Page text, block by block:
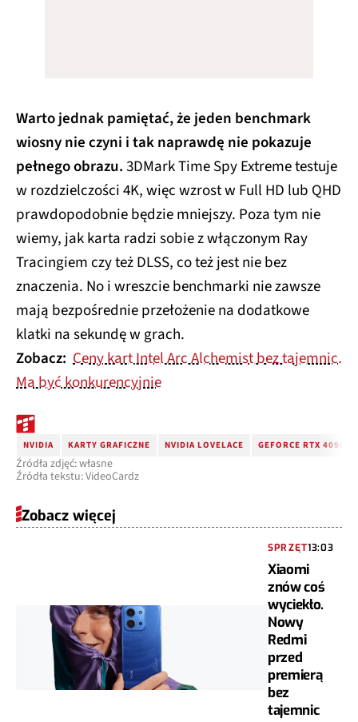
Warto jednak pamiętać, że jeden benchmark
wiosny nie czyni i tak naprawdę nie pokazuje
pełnego obrazu.3DMark Time Spy Extreme testuje
w rozdzielczości 4K, więc wzrost w Full HD lub QHD
prawdopodobnie będzie mniejszy. Poza tym nie
wiemy, jak karta radzi sobie z włączonym Ray
Tracingiem czy też DLSS, co też jest nie bez
znaczenia. No i wreszcie benchmarki nie zawsze
mają bezpośrednie przełożenie na dodatkowe
klatki na sekundę w grach.
Zobacz: Ceny kart Intel Arc Alchemist bez tajemnic.
Ma być konkurencyjnie
NVIDIA KARTY GRAFICZNE NVIDIA LOVELACE GEFORCE RTX 4090
Źródła zdjęć: własne
Źródła tekstu: VideoCardz
Zobacz więcej
SPRZĘT13:03
Xiaomi
znów coś
wyciekło.
Nowy
Redmi
przed
premierą
bez
tajemnic